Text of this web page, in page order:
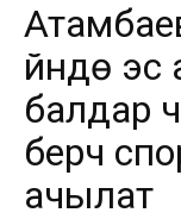
үйүндө
балдар
берүүчү
ачылат